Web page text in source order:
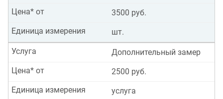
3500 руб.
Цена* от
шт.
Единица измерения
Дополнительный замер
Услуга
2500 руб.
Цена* от
услуга
Единица измерения